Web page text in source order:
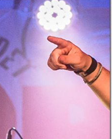
Larvik 20